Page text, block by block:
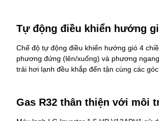
Tự động điều khiển hướng
Chế độ tự động điều khiển hướng gió 4
phương đứng (lên/xuống) và phương
trải hơi lạnh đều khắp đến tận cùng các
Gas R32 thân thiện với môi